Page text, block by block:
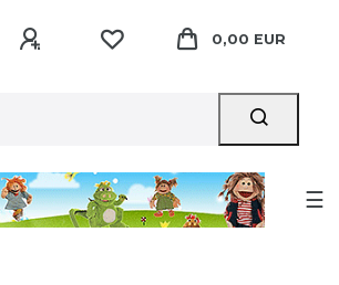
0,00 EUR
☰